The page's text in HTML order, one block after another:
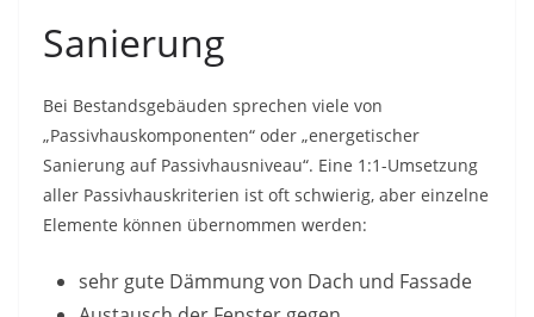
Sanierung
Bei Bestandsgebäuden sprechen viele von
„Passivhauskomponenten“ oder „energetischer
Sanierung auf Passivhausniveau“. Eine 1:1-Umsetzung
aller Passivhauskriterien ist oft schwierig, aber einzelne
Elemente können übernommen werden:
sehr gute Dämmung von Dach und Fassade